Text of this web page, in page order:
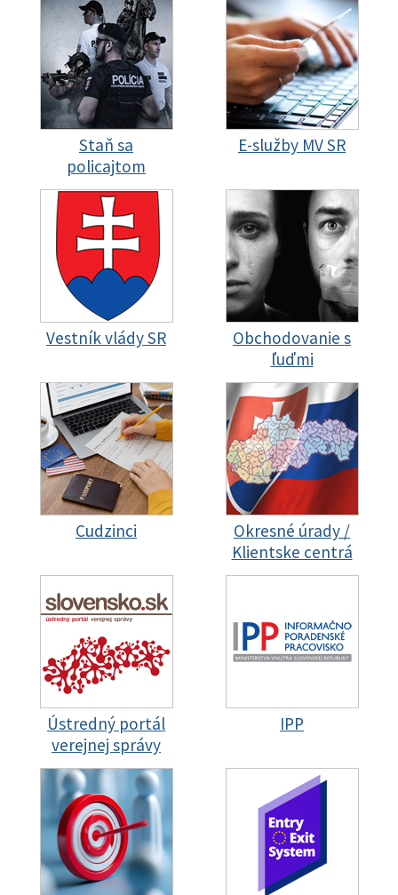
Staň sa
policajtom
E-služby MV SR
Vestník vlády SR
Obchodovanie s
ľuďmi
Cudzinci
Okresné úrady /
Klientske centrá
Ústredný portál
verejnej správy
IPP